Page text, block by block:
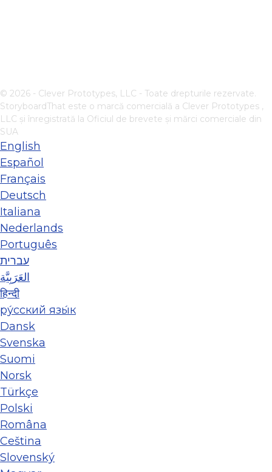
© 2026 - Clever Prototypes, LLC - Toate drepturile rezervate.
StoryboardThat este o marcă comercială a Clever Prototypes ,
LLC și înregistrată la Oficiul de brevete și mărci comerciale din
SUA
English
Español
Français
Deutsch
Italiana
Nederlands
Português
עברית
العَرَبِيَّة
हिन्दी
ру́сский язы́к
Dansk
Svenska
Suomi
Norsk
Türkçe
Polski
Româna
Ceština
Slovenský